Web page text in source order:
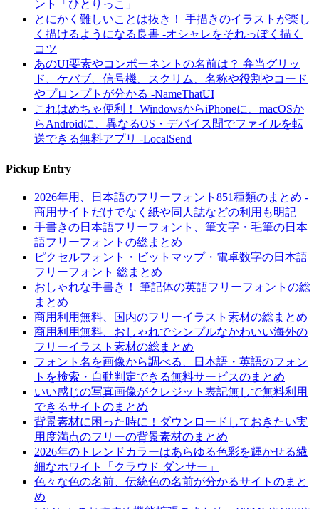
ント「ひとりっこ」
とにかく難しいことは抜き！ 手描きのイラストが楽し
く描けるようになる良書 -オシャレをそれっぽく描く
コツ
あのUI要素やコンポーネントの名前は？ 弁当グリッ
ド、ケバブ、信号機、スクリム、名称や役割やコード
やプロンプトが分かる -NameThatUI
これはめちゃ便利！ WindowsからiPhoneに、macOSか
らAndroidに、異なるOS・デバイス間でファイルを転
送できる無料アプリ -LocalSend
Pickup Entry
2026年用、日本語のフリーフォント851種類のまとめ -
商用サイトだけでなく紙や同人誌などの利用も明記
手書きの日本語フリーフォント、筆文字・毛筆の日本
語フリーフォントの総まとめ
ピクセルフォント・ビットマップ・電卓数字の日本語
フリーフォント 総まとめ
おしゃれな手書き！ 筆記体の英語フリーフォントの総
まとめ
商用利用無料、国内のフリーイラスト素材の総まとめ
商用利用無料、おしゃれでシンプルなかわいい海外の
フリーイラスト素材の総まとめ
フォント名を画像から調べる、日本語・英語のフォン
トを検索・自動判定できる無料サービスのまとめ
いい感じの写真画像がクレジット表記無しで無料利用
できるサイトのまとめ
背景素材に困った時に！ダウンロードしておきたい実
用度満点のフリーの背景素材のまとめ
2026年のトレンドカラーはあらゆる色彩を輝かせる繊
細なホワイト「クラウド ダンサー」
色々な色の名前、伝統色の名前が分かるサイトのまと
め